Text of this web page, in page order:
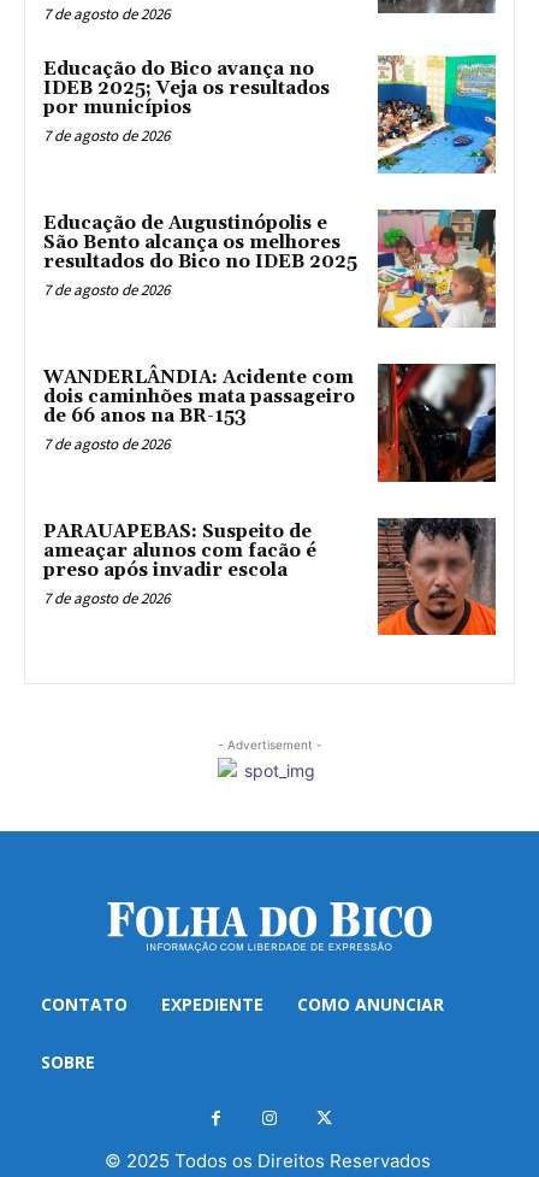
7 de agosto de 2026
Educação do Bico avança no
IDEB 2025; Veja os resultados
por municípios
7 de agosto de 2026
Educação de Augustinópolis e
São Bento alcança os melhores
resultados do Bico no IDEB 2025
7 de agosto de 2026
WANDERLÂNDIA: Acidente com
dois caminhões mata passageiro
de 66 anos na BR-153
7 de agosto de 2026
PARAUAPEBAS: Suspeito de
ameaçar alunos com facão é
preso após invadir escola
7 de agosto de 2026
- Advertisement -
CONTATO EXPEDIENTE COMO ANUNCIAR
SOBRE
© 2025 Todos os Direitos Reservados